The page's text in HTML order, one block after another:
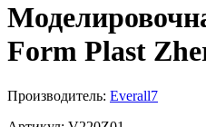
Form Plast
Производитель: Everall7